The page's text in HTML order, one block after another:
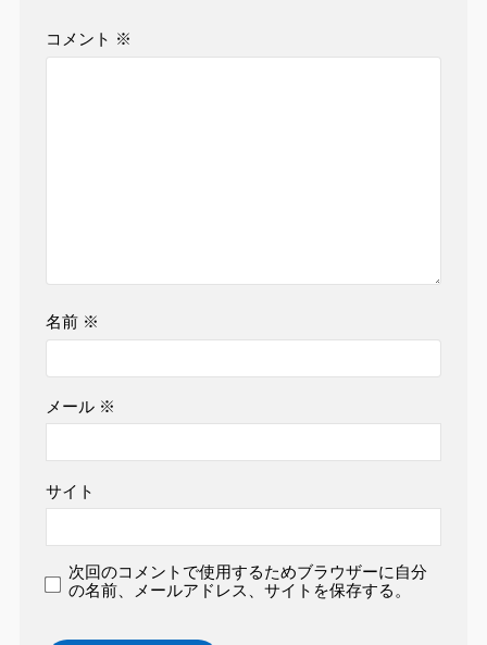
コメント ※
名前 ※
メール ※
サイト
次回のコメントで使用するためブラウザーに自分
の名前、メールアドレス、サイトを保存する。